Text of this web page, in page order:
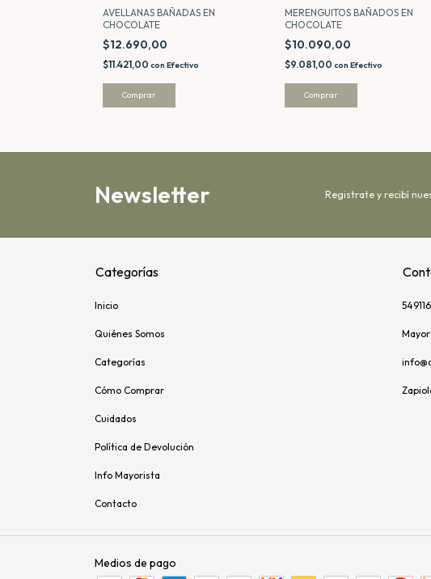
AVELLANAS BAÑADAS EN
CHOCOLATE
$12.690,00
$11.421,00 con Efectivo
Comprar
MERENGUITOS BAÑADOS EN
CHOCOLATE
$10.090,00
$9.081,00 con Efectivo
Comprar
Newsletter Registrate y recibí
Categorías
Inicio
Quiénes Somos
Categorías
Cómo Comprar
Cuidados
Política de Devolución
Info Mayorista
Contacto
Medios de pago